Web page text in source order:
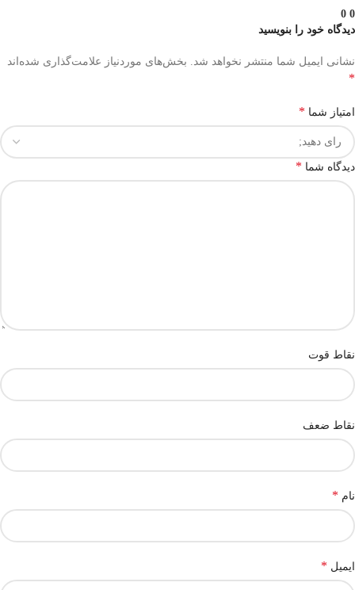
0
0
دیدگاه خود را بنویسید
نشانی ایمیل شما منتشر نخواهد شد. بخش‌های موردنیاز علامت‌گذاری شده‌اند
*
امتیاز شما *
دیدگاه شما *
نقاط قوت
نقاط ضعف
نام *
ایمیل *